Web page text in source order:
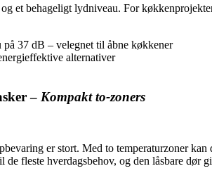
et behageligt lydniveau. For
37 dB – velegnet til åbne køkkener
alternativer
– Kompakt to-zoners
er stort. Med to temperaturzoner kan
fleste hverdagsbehov, og den låsbare dør